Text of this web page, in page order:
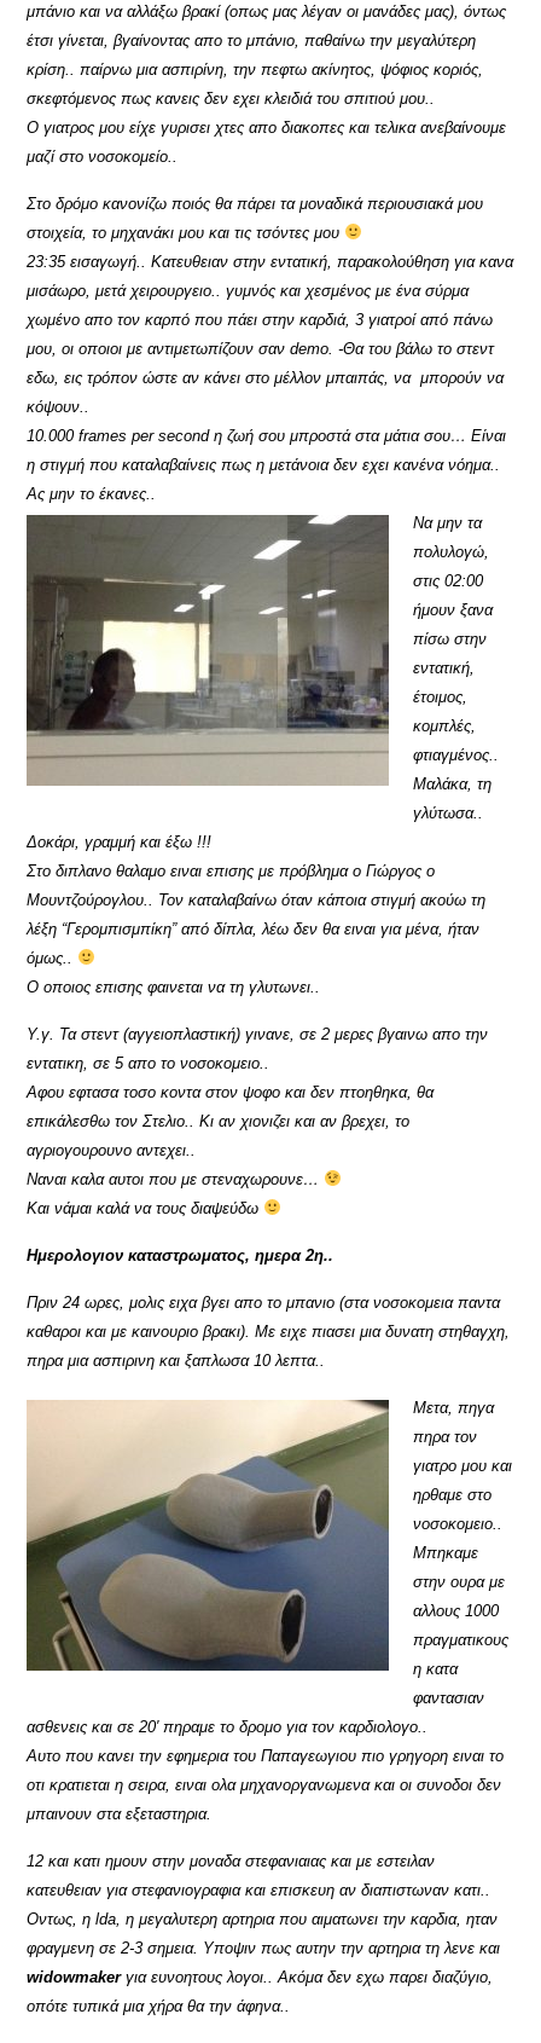
μπάνιο και να αλλάξω βρακί (οπως μας λέγαν οι μανάδες μας), όντως
έτσι γίνεται, βγαίνοντας απο το μπάνιο, παθαίνω την μεγαλύτερη
κρίση.. παίρνω μια ασπιρίνη, την πεφτω ακίνητος, ψόφιος κοριός,
σκεφτόμενος πως κανεις δεν εχει κλειδιά του σπιτιού μου..
Ο γιατρος μου είχε γυρισει χτες απο διακοπες και τελικα ανεβαίνουμε
μαζί στο νοσοκομείο..
Στο δρόμο κανονίζω ποιός θα πάρει τα μοναδικά περιουσιακά μου
στοιχεία, το μηχανάκι μου και τις τσόντες μου
23:35 εισαγωγή.. Κατευθειαν στην εντατική, παρακολούθηση για κανα
μισάωρο, μετά χειρουργειο.. γυμνός και χεσμένος με ένα σύρμα
χωμένο απο τον καρπό που πάει στην καρδιά, 3 γιατροί από πάνω
μου, οι οποιοι με αντιμετωπίζουν σαν demo. -Θα του βάλω το στεντ
εδω, εις τρόπον ώστε αν κάνει στο μέλλον μπαιπάς, να μπορούν να
κόψουν..
10.000 frames per second η ζωή σου μπροστά στα μάτια σου… Είναι
η στιγμή που καταλαβαίνεις πως η μετάνοια δεν εχει κανένα νόημα..
Ας μην το έκανες..
Να μην τα
πολυλογώ,
στις 02:00
ήμουν ξανα
πίσω στην
εντατική,
έτοιμος,
κομπλές,
φτιαγμένος..
Μαλάκα, τη
γλύτωσα..
Δοκάρι, γραμμή και έξω !!!
Στο διπλανο θαλαμο ειναι επισης με πρόβλημα ο Γιώργος ο
Μουντζούρογλου.. Τον καταλαβαίνω όταν κάποια στιγμή ακούω τη
λέξη “Γερομπισμπίκη” από δίπλα, λέω δεν θα ειναι για μένα, ήταν
όμως..
Ο οποιος επισης φαινεται να τη γλυτωνει..
Υ.γ. Τα στεντ (αγγειοπλαστική) γινανε, σε 2 μερες βγαινω απο την
εντατικη, σε 5 απο το νοσοκομειο..
Αφου εφτασα τοσο κοντα στον ψοφο και δεν πτοηθηκα, θα
επικάλεσθω τον Στελιο.. Κι αν χιονιζει και αν βρεχει, το
αγριογουρουνο αντεχει..
Ναναι καλα αυτοι που με στεναχωρουνε…
Και νάμαι καλά να τους διαψεύδω
Ημερολογιον καταστρωματος, ημερα 2η..
Πριν 24 ωρες, μολις ειχα βγει απο το μπανιο (στα νοσοκομεια παντα
καθαροι και με καινουριο βρακι). Με ειχε πιασει μια δυνατη στηθαγχη,
πηρα μια ασπιρινη και ξαπλωσα 10 λεπτα..
Μετα, πηγα
πηρα τον
γιατρο μου και
ηρθαμε στο
νοσοκομειο..
Μπηκαμε
στην ουρα με
αλλους 1000
πραγματικους
η κατα
φαντασιαν
ασθενεις και σε 20′ πηραμε το δρομο για τον καρδιολογο..
Αυτο που κανει την εφημερια του Παπαγεωγιου πιο γρηγορη ειναι το
οτι κρατιεται η σειρα, ειναι ολα μηχανοργανωμενα και οι συνοδοι δεν
μπαινουν στα εξεταστηρια.
12 και κατι ημουν στην μοναδα στεφανιαιας και με εστειλαν
κατευθειαν για στεφανιογραφια και επισκευη αν διαπιστωναν κατι..
Οντως, η lda, η μεγαλυτερη αρτηρια που αιματωνει την καρδια, ηταν
φραγμενη σε 2-3 σημεια. Υποψιν πως αυτην την αρτηρια τη λενε και
widowmakerγια ευνοητους λογοι.. Ακόμα δεν εχω παρει διαζύγιο,
οπότε τυπικά μια χήρα θα την άφηνα..